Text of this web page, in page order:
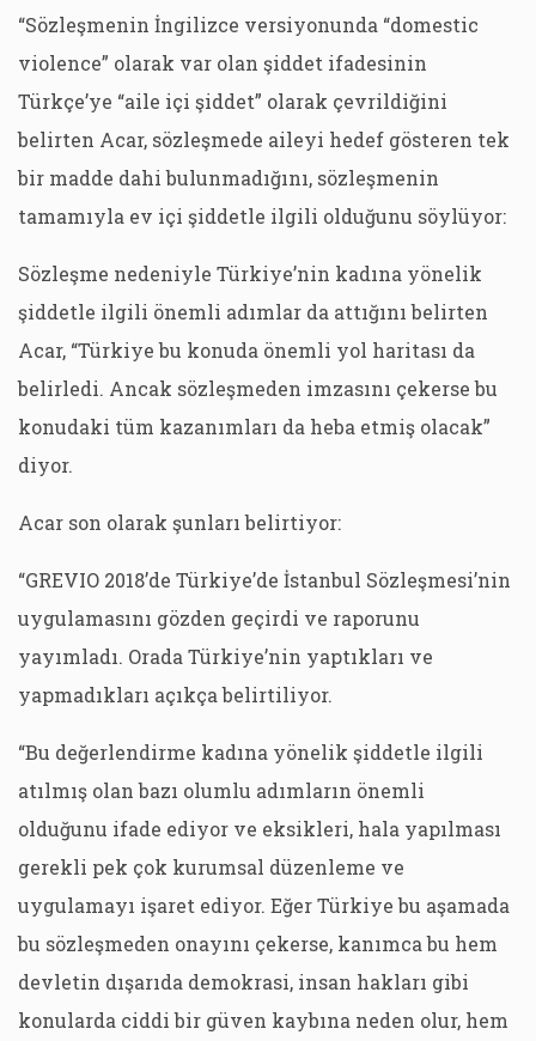
“Sözleşmenin İngilizce versiyonunda “domestic
violence” olarak var olan şiddet ifadesinin
Türkçe’ye “aile içi şiddet” olarak çevrildiğini
belirten Acar, sözleşmede aileyi hedef gösteren tek
bir madde dahi bulunmadığını, sözleşmenin
tamamıyla ev içi şiddetle ilgili olduğunu söylüyor:
Sözleşme nedeniyle Türkiye’nin kadına yönelik
şiddetle ilgili önemli adımlar da attığını belirten
Acar, “Türkiye bu konuda önemli yol haritası da
belirledi. Ancak sözleşmeden imzasını çekerse bu
konudaki tüm kazanımları da heba etmiş olacak”
diyor.
Acar son olarak şunları belirtiyor:
“GREVIO 2018’de Türkiye’de İstanbul Sözleşmesi’nin
uygulamasını gözden geçirdi ve raporunu
yayımladı. Orada Türkiye’nin yaptıkları ve
yapmadıkları açıkça belirtiliyor.
“Bu değerlendirme kadına yönelik şiddetle ilgili
atılmış olan bazı olumlu adımların önemli
olduğunu ifade ediyor ve eksikleri, hala yapılması
gerekli pek çok kurumsal düzenleme ve
uygulamayı işaret ediyor. Eğer Türkiye bu aşamada
bu sözleşmeden onayını çekerse, kanımca bu hem
devletin dışarıda demokrasi, insan hakları gibi
konularda ciddi bir güven kaybına neden olur, hem